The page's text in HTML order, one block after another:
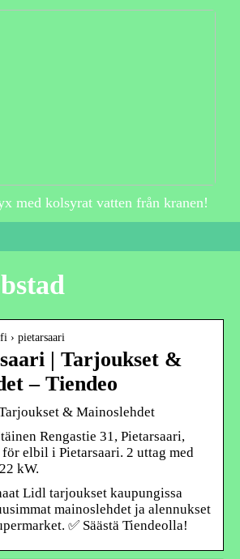
med kolsyrat vatten från kranen!
› pietarsaari
| Tarjoukset &
– Tiendeo
& Mainoslehdet
Rengastie 31, Pietarsaari,
elbil i Pietarsaari. 2 uttag med
kW.
Lidl tarjoukset kaupungissa
mainoslehdet ja alennukset
✅ Säästä Tiendeolla!